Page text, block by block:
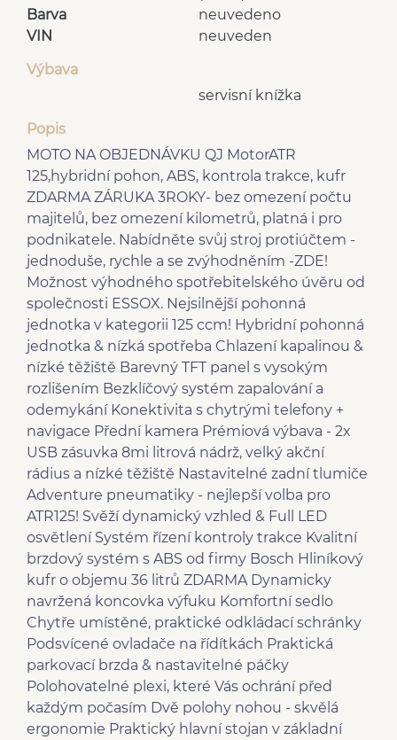
Barva
neuvedeno
VIN
neuveden
Výbava
servisní knížka
Popis
MOTO NA OBJEDNÁVKU QJ MotorATR
125,hybridní pohon, ABS, kontrola trakce, kufr
ZDARMA ZÁRUKA 3ROKY- bez omezení počtu
majitelů, bez omezení kilometrů, platná i pro
podnikatele. Nabídněte svůj stroj protiúčtem -
jednoduše, rychle a se zvýhodněním -ZDE!
Možnost výhodného spotřebitelského úvěru od
společnosti ESSOX. Nejsilnější pohonná
jednotka v kategorii 125 ccm! Hybridní pohonná
jednotka & nízká spotřeba Chlazení kapalinou &
nízké těžiště Barevný TFT panel s vysokým
rozlišením Bezklíčový systém zapalování a
odemykání Konektivita s chytrými telefony +
navigace Přední kamera Prémiová výbava - 2x
USB zásuvka 8mi litrová nádrž, velký akční
rádius a nízké těžiště Nastavitelné zadní tlumiče
Adventure pneumatiky - nejlepší volba pro
ATR125! Svěží dynamický vzhled & Full LED
osvětlení Systém řízení kontroly trakce Kvalitní
brzdový systém s ABS od firmy Bosch Hliníkový
kufr o objemu 36 litrů ZDARMA Dynamicky
navržená koncovka výfuku Komfortní sedlo
Chytře umístěné, praktické odkládací schránky
Podsvícené ovladače na řídítkách Praktická
parkovací brzda & nastavitelné páčky
Polohovatelné plexi, které Vás ochrání před
každým počasím Dvě polohy nohou - skvělá
ergonomie Praktický hlavní stojan v základní